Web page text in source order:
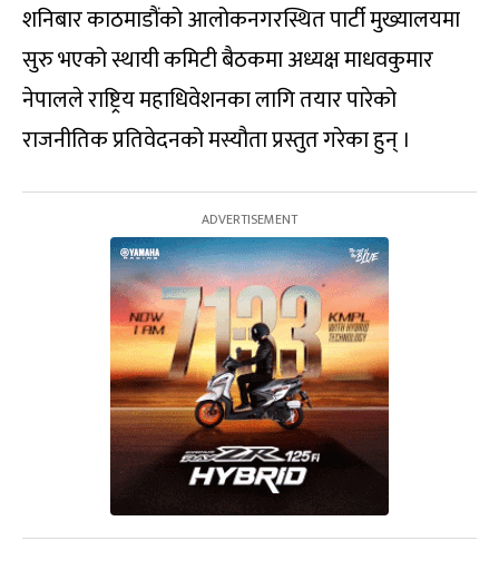
शनिबार काठमाडौंको आलोकनगरस्थित पार्टी मुख्यालयमा
सुरु भएको स्थायी कमिटी बैठकमा अध्यक्ष माधवकुमार
नेपालले राष्ट्रिय महाधिवेशनका लागि तयार पारेको
राजनीतिक प्रतिवेदनको मस्यौता प्रस्तुत गरेका हुन् ।